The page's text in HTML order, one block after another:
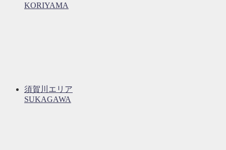
KORIYAMA
須賀川エリア
SUKAGAWA